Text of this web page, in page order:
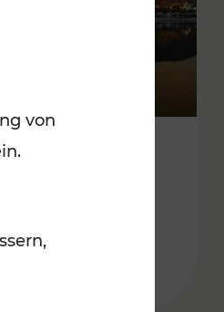
von